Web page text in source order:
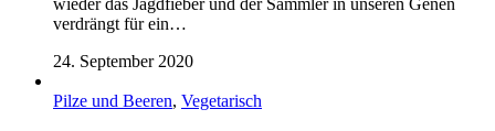
verdrängt für ein…
24. September 2020
Pilze und Beeren, Vegetarisch